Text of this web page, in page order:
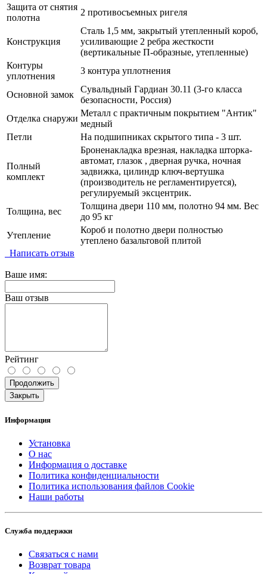
Защита от снятия
полотна
2 противосъемных ригеля
Конструкция
Сталь 1,5 мм, закрытый утепленный короб,
усиливающие 2 ребра жесткости
(вертикальные П-образные, утепленные)
Контуры
уплотнения
3 контура уплотнения
Основной замок
Сувальдный Гардиан 30.11 (3-го класса
безопасности, Россия)
Отделка снаружи
Металл с практичным покрытием "Антик"
медный
Петли
На подшипниках скрытого типа - 3 шт.
Полный
комплект
Броненакладка врезная, накладка шторка-
автомат, глазок , дверная ручка, ночная
задвижка, цилиндр ключ-вертушка
(производитель не регламентируется),
регулируемый эксцентрик.
Толщина, вес
Толщина двери 110 мм, полотно 94 мм. Вес
до 95 кг
Утепление
Короб и полотно двери полностью
утеплено базальтовой плитой
Написать отзыв
Ваше имя:
Ваш отзыв
Рейтинг
Продолжить
Закрыть
Информация
Установка
О нас
Информация о доставке
Политика конфиденциальности
Политика использования файлов Cookie
Наши работы
Служба поддержки
Связаться с нами
Возврат товара